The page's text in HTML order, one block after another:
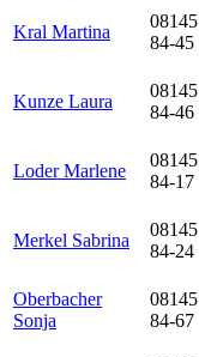
Kral Martina
08145
84-45
Kunze Laura
08145
84-46
Loder Marlene
08145
84-17
Merkel Sabrina
08145
84-24
Oberbacher
Sonja
08145
84-67